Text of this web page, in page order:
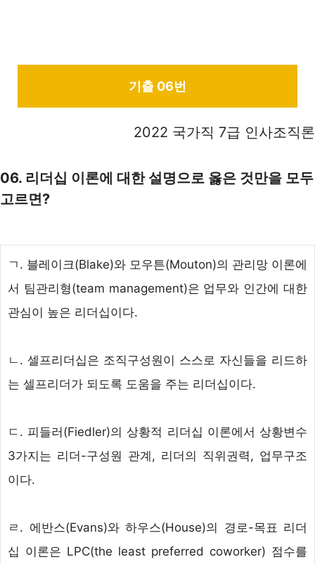
기출 06번
2022 국가직 7급 인사조직론
06. 리더십 이론에 대한 설명으로 옳은 것만을 모두
고르면?
ㄱ. 블레이크(Blake)와 모우튼(Mouton)의 관리망 이론에
서 팀관리형(team management)은 업무와 인간에 대한
관심이 높은 리더십이다.
ㄴ. 셀프리더십은 조직구성원이 스스로 자신들을 리드하
는 셀프리더가 되도록 도움을 주는 리더십이다.
ㄷ. 피들러(Fiedler)의 상황적 리더십 이론에서 상황변수
3가지는 리더-구성원 관계, 리더의 직위권력, 업무구조
이다.
ㄹ. 에반스(Evans)와 하우스(House)의 경로-목표 리더
십 이론은 LPC(the least preferred coworker) 점수를